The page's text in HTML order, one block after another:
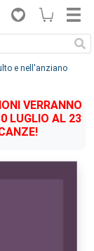
e nell'anziano
VERRANNO
LUGLIO AL 23